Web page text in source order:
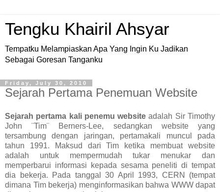
Tengku Khairil Ahsyar
Tempatku Melampiaskan Apa Yang Ingin Ku Jadikan
Sebagai Goresan Tanganku
Friday, July 30, 2010
Sejarah Pertama Penemuan Website
Sejarah pertama kali penemu website adalah Sir Timothy
John ¨Tim¨ Berners-Lee, sedangkan website yang
tersambung dengan jaringan, pertamakali muncul pada
tahun 1991. Maksud dari Tim ketika membuat website
adalah untuk mempermudah tukar menukar dan
memperbarui informasi kepada sesama peneliti di tempat
dia bekerja. Pada tanggal 30 April 1993, CERN (tempat
dimana Tim bekerja) menginformasikan bahwa WWW dapat